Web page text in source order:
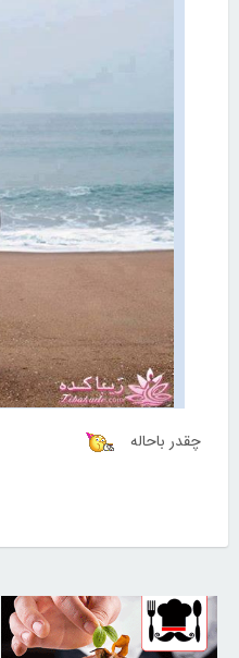
چقدر باحاله